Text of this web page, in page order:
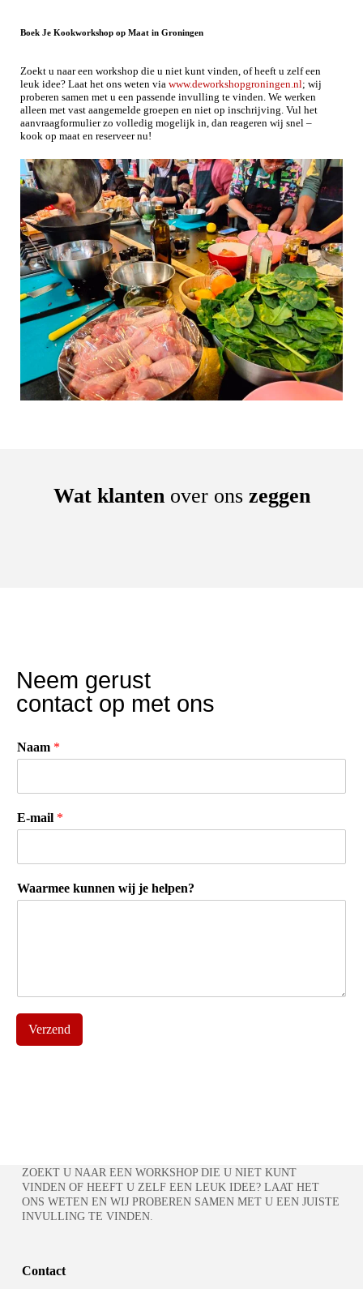
Boek Je Kookworkshop op Maat in Groningen
Zoekt u naar een workshop die u niet kunt vinden, of heeft u zelf een
leuk idee? Laat het ons weten via www.deworkshopgroningen.nl; wij
proberen samen met u een passende invulling te vinden. We werken
alleen met vast aangemelde groepen en niet op inschrijving. Vul het
aanvraagformulier zo volledig mogelijk in, dan reageren wij snel –
kook op maat en reserveer nu!
Wat klantenover ons zeggen
Neem gerust
contact op met ons
Naam *
E-mail *
Waarmee kunnen wij je helpen?
Verzend
ZOEKT U NAAR EEN WORKSHOP DIE U NIET KUNT
VINDEN OF HEEFT U ZELF EEN LEUK IDEE? LAAT HET
ONS WETEN EN WIJ PROBEREN SAMEN MET U EEN JUISTE
INVULLING TE VINDEN.
Contact